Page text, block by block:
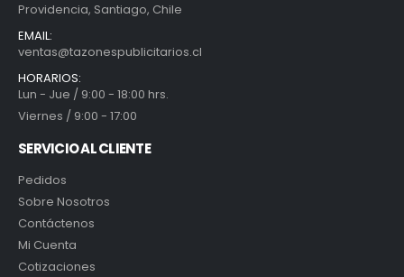
Providencia, Santiago, Chile
EMAIL:
ventas@tazonespublicitarios.cl
HORARIOS:
Lun - Jue / 9:00 - 18:00 hrs.
Viernes / 9:00 - 17:00
SERVICIO AL CLIENTE
Pedidos
Sobre Nosotros
Contáctenos
Mi Cuenta
Cotizaciones